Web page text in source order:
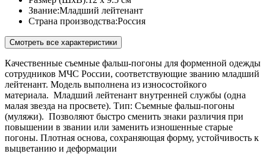
Звание:Младший лейтенант
Страна производства:Россия
Смотреть все характеристики
Качественные съемные фальш-погоны для форменной одежды
сотрудников МЧС России, соответствующие званию младший
лейтенант. Модель выполнена из износостойкого
материала. Младший лейтенант внутренней службы (одна
малая звезда на просвете). Тип: Съемные фальш-погоны
(муляжи). Позволяют быстро сменить знаки различия при
повышении в звании или заменить изношенные старые
погоны. Плотная основа, сохраняющая форму, устойчивость к
выцветанию и деформации